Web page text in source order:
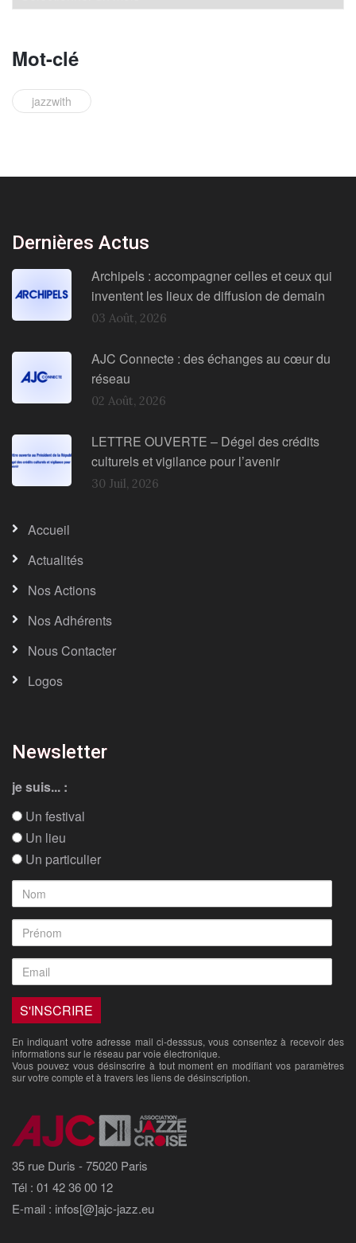
Mot-clé
jazzwith
Dernières Actus
Archipels : accompagner celles et ceux qui
inventent les lieux de diffusion de demain
03 Août, 2026
AJC Connecte : des échanges au cœur du
réseau
02 Août, 2026
LETTRE OUVERTE – Dégel des crédits
culturels et vigilance pour l’avenir
30 Juil, 2026
Accueil
Actualités
Nos Actions
Nos Adhérents
Nous Contacter
Logos
Newsletter
je suis... :
Un festival
Un lieu
Un particulier
En indiquant votre adresse mail ci-desssus, vous consentez à recevoir des
informations sur le réseau par voie électronique.
Vous pouvez vous désinscrire à tout moment en modifiant vos paramètres
sur votre compte et à travers les liens de désinscription.
35 rue Duris - 75020 Paris
Tél : 01 42 36 00 12
E-mail : infos[@]ajc-jazz.eu